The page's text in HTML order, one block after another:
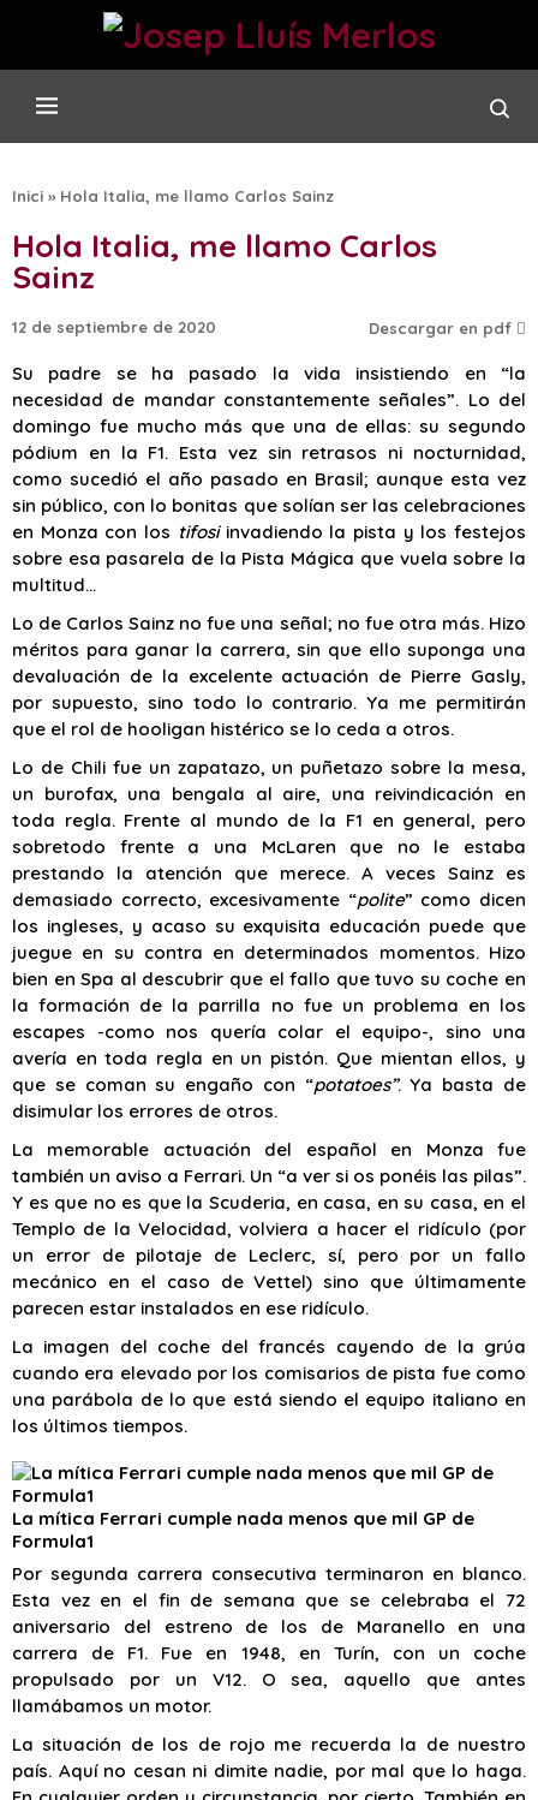
Inici » Hola Italia, me llamo Carlos Sainz
Hola Italia, me llamo Carlos
Sainz
12 de septiembre de 2020 Descargar en pdf
Su padre se ha pasado la vida insistiendo en “la
necesidad de mandar constantemente señales”. Lo del
domingo fue mucho más que una de ellas: su segundo
pódium en la F1. Esta vez sin retrasos ni nocturnidad,
como sucedió el año pasado en Brasil; aunque esta vez
sin público, con lo bonitas que solían ser las celebraciones
en Monza con los tifosiinvadiendo la pista y los festejos
sobre esa pasarela de la Pista Mágica que vuela sobre la
multitud…
Lo de Carlos Sainz no fue una señal; no fue otra más. Hizo
méritos para ganar la carrera, sin que ello suponga una
devaluación de la excelente actuación de Pierre Gasly,
por supuesto, sino todo lo contrario. Ya me permitirán
que el rol de hooligan histérico se lo ceda a otros.
Lo de Chili fue un zapatazo, un puñetazo sobre la mesa,
un burofax, una bengala al aire, una reivindicación en
toda regla. Frente al mundo de la F1 en general, pero
sobretodo frente a una McLaren que no le estaba
prestando la atención que merece. A veces Sainz es
demasiado correcto, excesivamente “polite” como dicen
los ingleses, y acaso su exquisita educación puede que
juegue en su contra en determinados momentos. Hizo
bien en Spa al descubrir que el fallo que tuvo su coche en
la formación de la parrilla no fue un problema en los
escapes -como nos quería colar el equipo-, sino una
avería en toda regla en un pistón. Que mientan ellos, y
que se coman su engaño con “potatoes”. Ya basta de
disimular los errores de otros.
La memorable actuación del español en Monza fue
también un aviso a Ferrari. Un “a ver si os ponéis las pilas”.
Y es que no es que la Scuderia, en casa, en su casa, en el
Templo de la Velocidad, volviera a hacer el ridículo (por
un error de pilotaje de Leclerc, sí, pero por un fallo
mecánico en el caso de Vettel) sino que últimamente
parecen estar instalados en ese ridículo.
La imagen del coche del francés cayendo de la grúa
cuando era elevado por los comisarios de pista fue como
una parábola de lo que está siendo el equipo italiano en
los últimos tiempos.
La mítica Ferrari cumple nada menos que mil GP de
Formula1
Por segunda carrera consecutiva terminaron en blanco.
Esta vez en el fin de semana que se celebraba el 72
aniversario del estreno de los de Maranello en una
carrera de F1. Fue en 1948, en Turín, con un coche
propulsado por un V12. O sea, aquello que antes
llamábamos un motor.
La situación de los de rojo me recuerda la de nuestro
país. Aquí no cesan ni dimite nadie, por mal que lo haga.